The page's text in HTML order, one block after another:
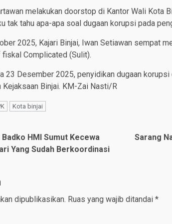
melakukan doorstop di Kantor Wali Kota
tak tahu apa-apa soal dugaan korupsi pada
2025, Kajari Binjai, Iwan Setiawan sempat
Complicated (Sulit).
23 Desember 2025, penyidikan dugaan
Binjai. KM-Zai Nasti/R
Kota binjai
HMI Sumut Kecewa
Yang Sudah Berkoordinasi
Sarang
dipublikasikan. Ruas yang wajib ditandai *